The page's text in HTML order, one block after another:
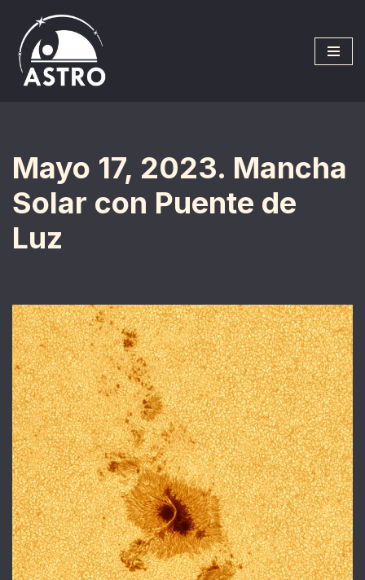
Saltar
al
contenido
Mayo 17, 2023. Mancha
Solar con Puente de
Luz